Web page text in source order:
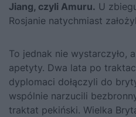
Jiang, czyli Amuru. U
Rosjanie natychmiast
To jednak nie wystarczyło,
apetyty. Dwa lata po
dyplomaci dołączyli do
wspólnie narzucili
traktat pekiński. Wielka